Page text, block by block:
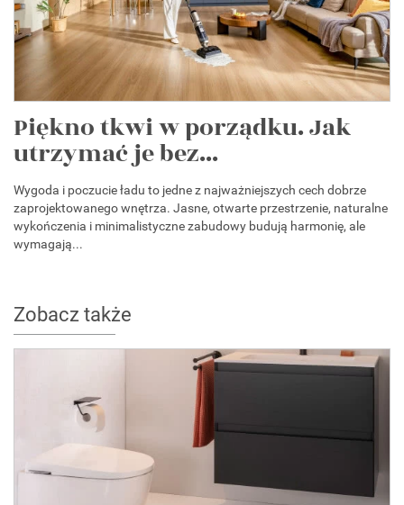
Piękno tkwi w porządku. Jak
utrzymać je bez...
Wygoda i poczucie ładu to jedne z najważniejszych cech dobrze
zaprojektowanego wnętrza. Jasne, otwarte przestrzenie, naturalne
wykończenia i minimalistyczne zabudowy budują harmonię, ale
wymagają...
Zobacz także